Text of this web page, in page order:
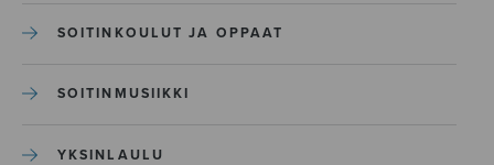
SOITINKOULUT JA OPPAAT
SOITINMUSIIKKI
YKSINLAULU